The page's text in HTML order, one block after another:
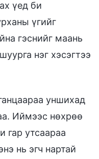
үед би
үгийг
гэснийг маань
нэг хэсэгтээ
уншихад
Иймээс нөхрөө
гар утсаараа
нь эгч нартай